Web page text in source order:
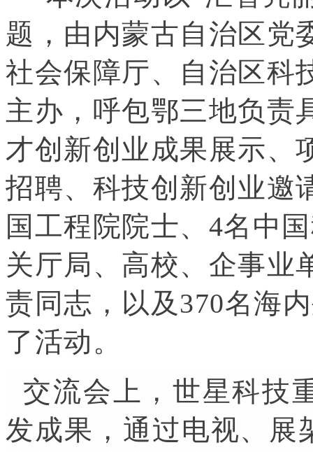
题，由内蒙古自治区党
社会保障厅、自治区科
主办，呼包鄂三地负责
才创新创业成果展示、
招聘、科技创新创业邀
国工程院院士、4名中
关厅局、高校、企事业
责同志，以及370名海
了活动。
交流会上，世星科技
发成果，通过电视、展